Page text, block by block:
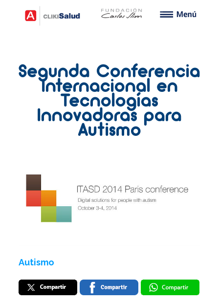
Segunda Conferencia
Internacional en
Tecnologías
Innovadoras para
Autismo
Autismo